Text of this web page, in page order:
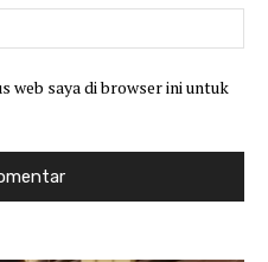
web saya di browser ini untuk